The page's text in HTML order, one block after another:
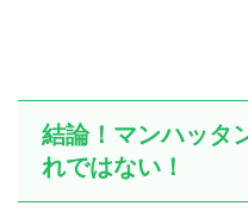
結論！マンハッタ
れではない！